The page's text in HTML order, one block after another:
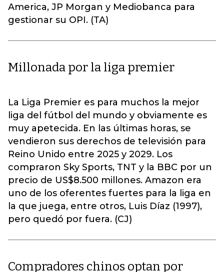
America, JP Morgan y Mediobanca para
gestionar su OPI. (TA)
Millonada por la liga premier
La Liga Premier es para muchos la mejor
liga del fútbol del mundo y obviamente es
muy apetecida. En las últimas horas, se
vendieron sus derechos de televisión para
Reino Unido entre 2025 y 2029. Los
compraron Sky Sports, TNT y la BBC por un
precio de US$8.500 millones. Amazon era
uno de los oferentes fuertes para la liga en
la que juega, entre otros, Luis Díaz (1997),
pero quedó por fuera. (CJ)
Compradores chinos optan por